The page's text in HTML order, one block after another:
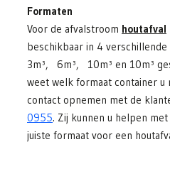
Formaten
Voor de afvalstroom houtafval
beschikbaar in 4 verschillende
3m³, 6m³, 10m³ en 10m³
weet welk formaat container u
contact opnemen met de
0955. Zij kunnen u helpen
juiste formaat voor een